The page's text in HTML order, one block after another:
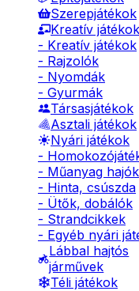
Szerepjátékok
Kreatív játékok
- Kreatív játékok
- Rajzolók
- Nyomdák
- Gyurmák
Társasjátékok
Asztali játékok
Nyári játékok
-
- Műanyag hajók
- Hinta, csúszda
- Ütők, dobálók
- Strandcikkek
- Egyéb nyári
Lábbal hajtós
járművek
Téli játékok